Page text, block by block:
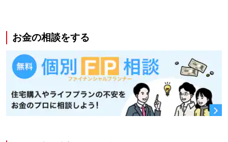
お金の相談をする